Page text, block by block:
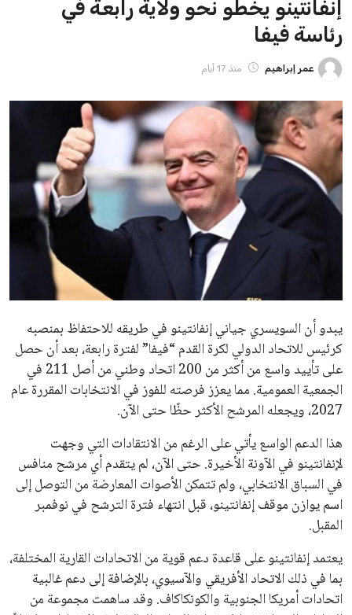
ايوا مصر
الاخبار الشائعة
إنفانتينو يخطو نحو ولاية رابعة في رئاسة فيفا
عمر إبراهيم
مستثمر هندي بريطاني يسعى لامتلاك حصة
عمر إبراهيم 22 يوليو 2026
تحقق من قهوتك المغشوشة 7 علامات تدل
على جودتها قبل أول رشفة
خالد فؤاد 18 يوليو 2026
القائمة البريدية
انضم إلى قائمة المشتركين لدينا لتحصل على أحدث الأخبار، التحديثات
والعروض الخاصة مباشرة في صندوق بريدك
اشتراك